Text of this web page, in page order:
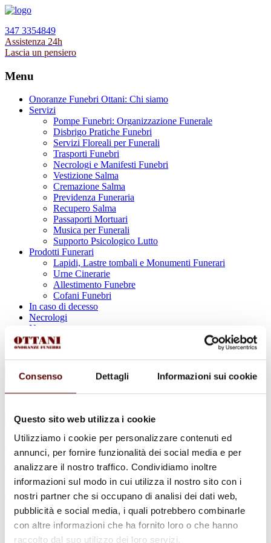
Consenso Dettagli Informazioni sui cookie
Questo sito web utilizza i cookie
Utilizziamo i cookie per personalizzare contenuti ed
annunci, per fornire funzionalità dei social media e per
analizzare il nostro traffico. Condividiamo inoltre
informazioni sul modo in cui utilizza il nostro sito con i
nostri partner che si occupano di analisi dei dati web,
pubblicità e social media, i quali potrebbero combinarle
con altre informazioni che ha fornito loro o che hanno
raccolto dal suo utilizzo dei loro servizi.
347 3354849
Assistenza 24h
Lascia un pensiero
Menu
Onoranze Funebri Ottani: Chi siamo
Servizi
Pompe Funebri: Organizzazione Funerale
Disbrigo Pratiche Funebri
Servizi Floreali per Funerali
Trasporti Funebri
Necrologi e Manifesti Funebri
Vestizione Salma
Cremazione Salma
Previdenza Funeraria
Recupero Salma
Passaporti Mortuari
Musica per Funerali
Supporto Psicologico Lutto
Prodotti Funerari
Lapidi, Lastre tombali e Monumenti Funerari
Urne Cinerarie
Allestimento Funebre
Cofani Funebri
In caso di decesso
Necrologi
News
Sedi Onoranze Funebri Ottani
Info e Contatti
Cerca
Annamaria Tassinari
ved. Govoni
8 Settembre 1935 - 4 Febbraio 2026